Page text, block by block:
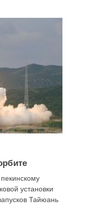
установки
Тайюань